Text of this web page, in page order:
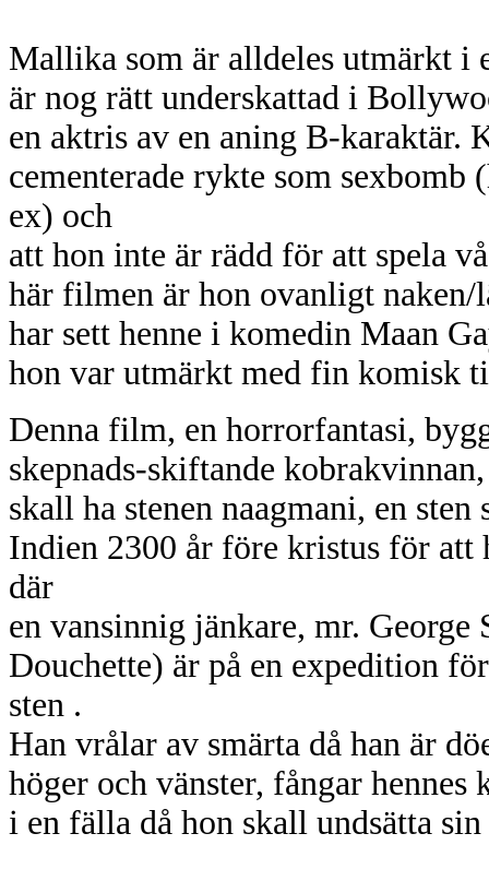
Mallika som är alldeles utmärkt i
är nog rätt underskattad i
en aktris av en aning B-karaktär.
cementerade rykte som
ex) och
att hon inte är rädd för att spela
här filmen är hon ovanligt
har sett henne i komedin Maan
hon var utmärkt med fin komisk
Denna film, en horrorfantasi,
skepnads-skiftande
skall ha stenen naagmani, en
Indien 2300 år före kristus för
där
en vansinnig jänkare, mr. George
Douchette) är på en expedition
sten .
Han vrålar av smärta då han är
höger och vänster, fångar hennes
i en fälla då hon skall undsätta